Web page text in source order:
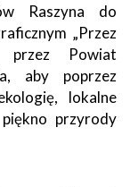
Raszyna do
„Przez
przez Powiat
aby poprzez
lokalne
przyrody